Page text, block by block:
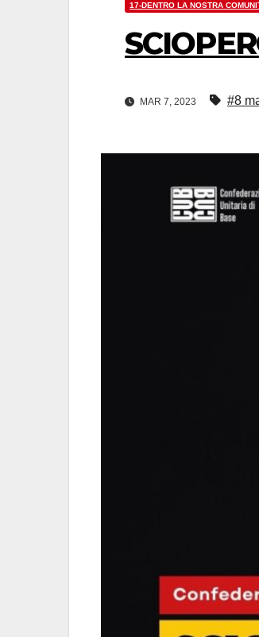
17-DENTRO LA NOSTRA
MAR 7, 2023 #8